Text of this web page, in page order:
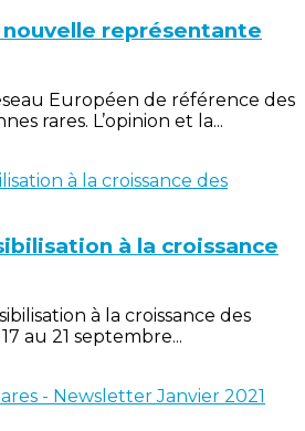
représentante
Européen de référence des
rares. L’opinion et la...
à la croissance
à la croissance des
au 21 septembre...